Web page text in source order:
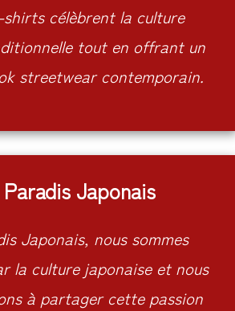
shirts célèbrent la culture
tout en offrant un
streetwear contemporain.
Paradis Japonais
Japonais, nous sommes
la culture japonaise et nous
à partager cette passion